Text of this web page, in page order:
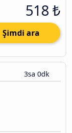
518 ₺
Şimdi ara
3sa 0dk